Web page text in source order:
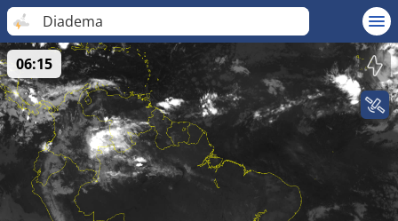
Diadema
06:15